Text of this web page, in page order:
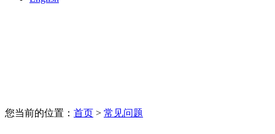
您当前的位置： 首页 > 常见问题